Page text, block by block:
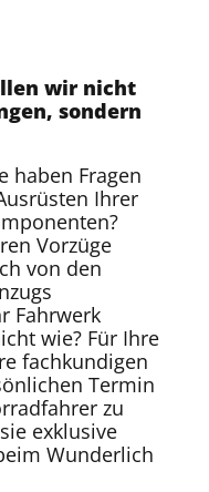
wir nicht
sondern
haben Fragen
Ihrer
Vorzüge
von den
Fahrwerk
wie? Für Ihre
fachkundigen
Termin
zu
exklusive
Wunderlich